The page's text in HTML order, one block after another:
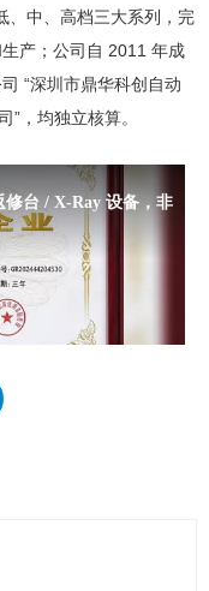
、中、高档三大系列，完
产；公司自 2011 年成
“深圳市鼎华科创自动
”，均独立核算。